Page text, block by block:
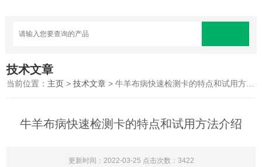
技术文章
当前位置： 主页 >技术文章 > 牛羊布病快速检测卡的特点和试用方法介绍
牛羊布病快速检测卡的特点和试用方法介绍
更新时间：2022-03-25 点击次数：3422